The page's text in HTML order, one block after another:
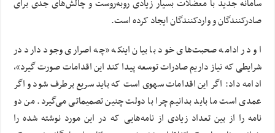
سامانه جدید با معضلات بسیار زیادی روبه‌روست و چالش‌های جدی برای
صادرکنندگان و واردکنندگان ایجاد کرده است.
او در ادامه صحبت‌های خود با بیان اینکه «چه اصراری وجود دارد در
شرایطی که نیاز داریم صادرات توسعه پیدا کند این اقدامات صورت گیرد»،
ادامه داد: اگر این اقدامات سهوی است که باید سریع برطرف شود و اگر
عمدی است ما باید بدانیم چرا با دولت چنین تصمیماتی می‌گیرد. من دو
نامه را از بین تعداد زیادی از نامه‌هایی که در این مورد نوشته شده را